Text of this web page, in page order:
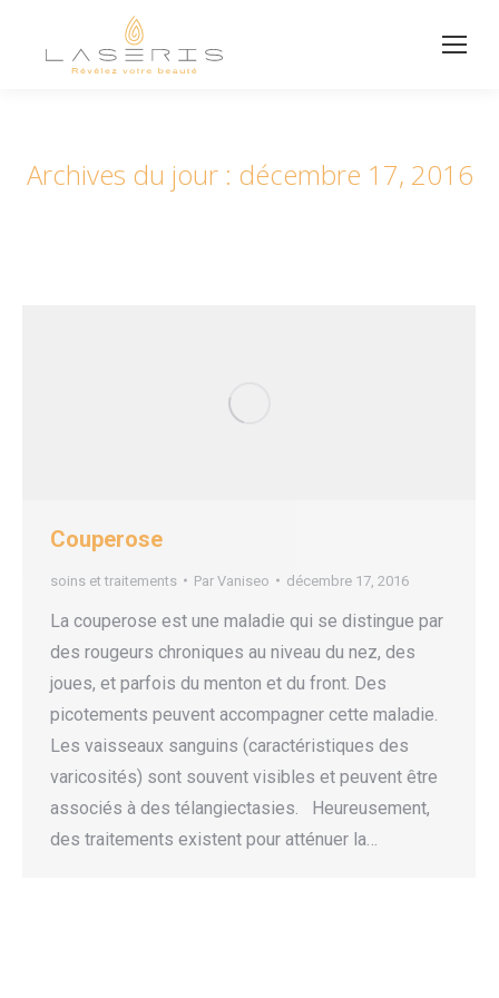
Archives du jour : décembre 17, 2016
Couperose
soins et traitements Par Vaniseo décembre 17, 2016
La couperose est une maladie qui se distingue par
des rougeurs chroniques au niveau du nez, des
joues, et parfois du menton et du front. Des
picotements peuvent accompagner cette maladie.
Les vaisseaux sanguins (caractéristiques des
varicosités) sont souvent visibles et peuvent être
associés à des télangiectasies. Heureusement,
des traitements existent pour atténuer la…